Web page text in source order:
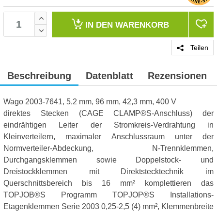
IN DEN WARENKORB
Teilen
Beschreibung Datenblatt Rezensionen
Wago 2003-7641, 5,2 mm, 96 mm, 42,3 mm, 400 V
direktes Stecken (CAGE CLAMP®S-Anschluss) der
eindrähtigen Leiter der Stromkreis-Verdrahtung in
Kleinverteilern, maximaler Anschlussraum unter der
Normverteiler-Abdeckung, N-Trennklemmen,
Durchgangsklemmen sowie Doppelstock- und
Dreistockklemmen mit Direktstecktechnik im
Querschnittsbereich bis 16 mm² komplettieren das
TOPJOB®S Programm TOPJOP®S Installations-
Etagenklemmen Serie 2003 0,25-2,5 (4) mm², Klemmenbreite